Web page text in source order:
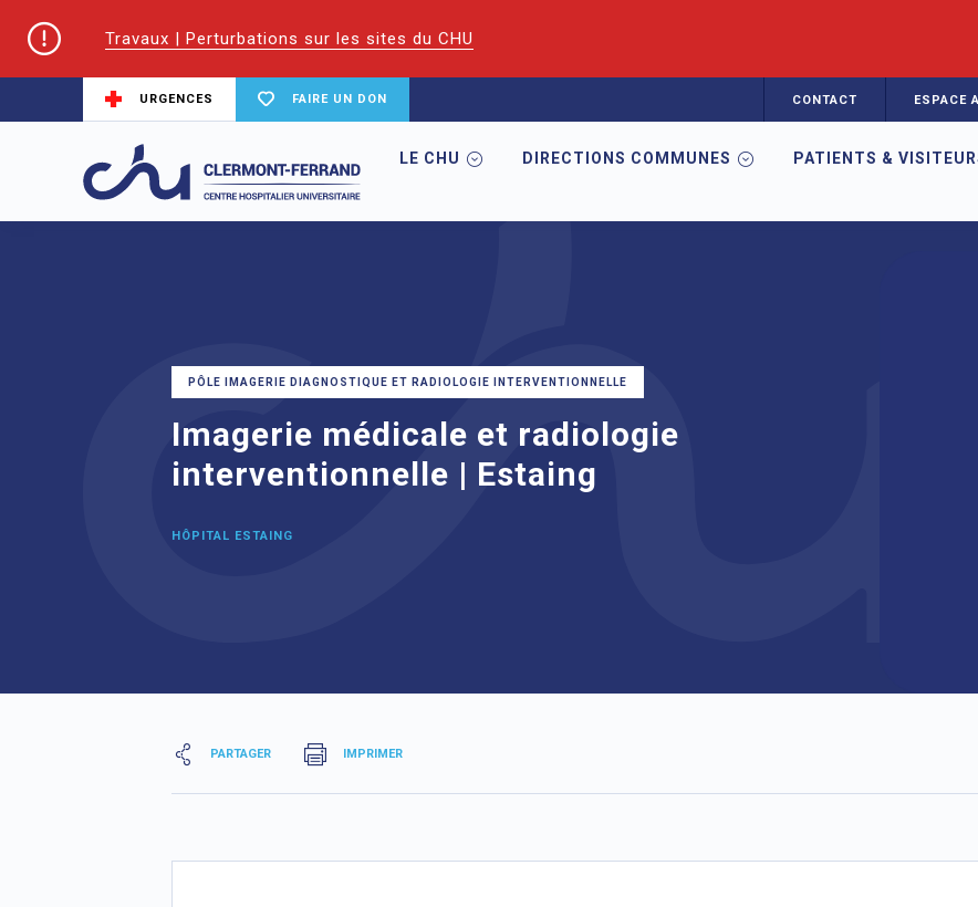
Travaux | Perturbations sur les sites du CHU
URGENCES FAIRE UN DON CONTACT ESPACE
LE CHU DIRECTIONS COMMUNES PATIENTS &
Accueil Trouver un service du CHU Imagerie médicale et radiologie interventionnelle | Estaing
PÔLE IMAGERIE DIAGNOSTIQUE ET RADIOLOGIE INTERVENTIONNELLE
Imagerie médicale et radiologie
interventionnelle | Estaing
HÔPITAL ESTAING
PARTAGER IMPRIMER